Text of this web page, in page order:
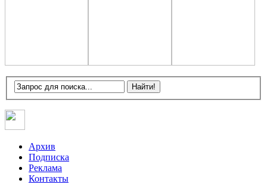
Архив
Подписка
Реклама
Контакты